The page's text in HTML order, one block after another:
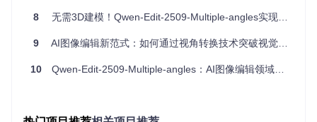
加速组件：Qwen-Image-Lightning-8steps
8 无需3D建模！Qwen-Edit-2509-Multiple-angles实现单图720度视角自由转换
9 AI图像编辑新范式：如何通过视角转换技术突破视觉表达边界
10 Qwen-Edit-2509-Multiple-angles：AI图像编辑领域的镜头控制革新